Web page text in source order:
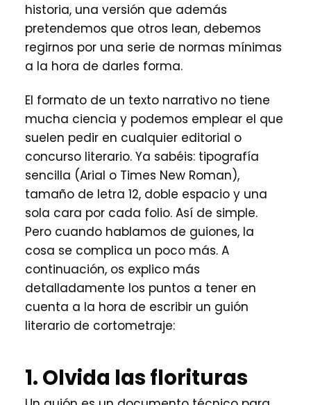
historia, una versión que además
pretendemos que otros lean, debemos
regirnos por una serie de normas mínimas
a la hora de darles forma.
El formato de un texto narrativo no tiene
mucha ciencia y podemos emplear el que
suelen pedir en cualquier editorial o
concurso literario. Ya sabéis: tipografía
sencilla (Arial o Times New Roman),
tamaño de letra 12, doble espacio y una
sola cara por cada folio. Así de simple.
Pero cuando hablamos de guiones, la
cosa se complica un poco más. A
continuación, os explico más
detalladamente los puntos a tener en
cuenta a la hora de escribir un guión
literario de cortometraje:
1. Olvida las florituras